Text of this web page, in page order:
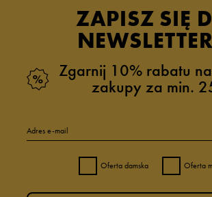
ZAPISZ SIĘ
Zgarnij 10% rabatu
zakupy za min.
Adres e-mail
Oferta damska Oferta